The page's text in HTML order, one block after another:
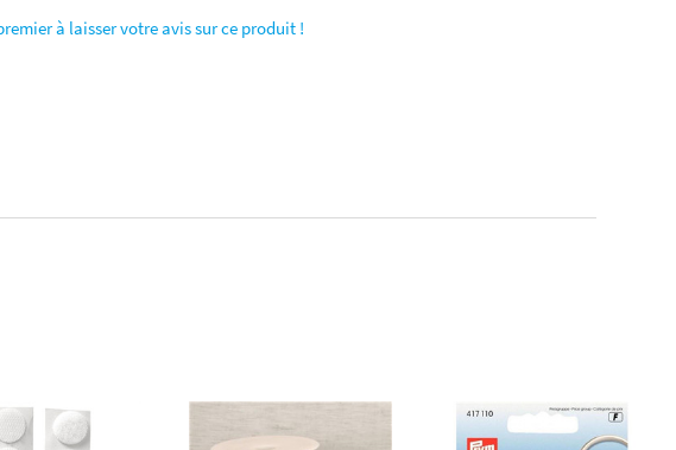
à laisser votre avis sur ce produit !